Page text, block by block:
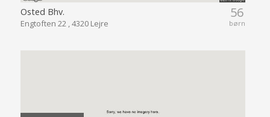
56
børn
Osted Bhv.
Engtoften 22 , 4320 Lejre